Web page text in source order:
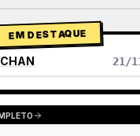
EM DESTAQUE
21/
DE OUTROS